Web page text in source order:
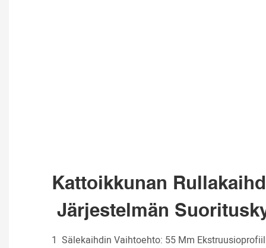
Kattoikkunan
Järjestelmän
1 Sälekaihdin Vaihtoehto: 55 Mm